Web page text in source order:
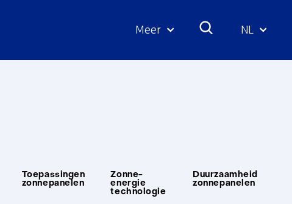
Meer NL
Toepassingen
zonnepanelen
Zonne-
energie
technologie
Duurzaamheid
zonnepanelen